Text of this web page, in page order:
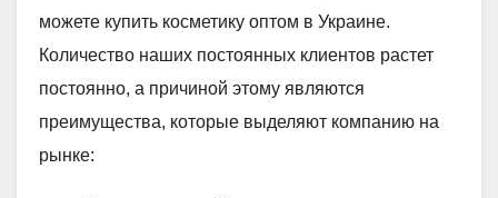
можете купить косметику оптом в Украине.
Количество наших постоянных клиентов растет
постоянно, а причиной этому являются
преимущества, которые выделяют компанию на
рынке: